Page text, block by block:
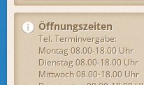
Öffnungszeiten
Tel. Terminvergabe:
Montag 08.00-18.00 Uhr
Dienstag 08.00-18.00 Uhr
Mittwoch 08.00-18.00 Uhr